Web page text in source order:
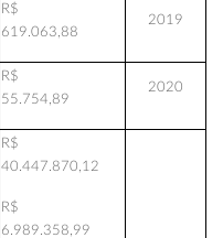
R$
619.063,88
2019
R$
55.754,89
2020
R$
40.447.870,12
R$
6.989.358,99